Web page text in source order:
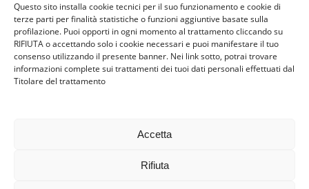
Questo sito installa cookie tecnici per il suo funzionamento e cookie di
terze parti per finalità statistiche o funzioni aggiuntive basate sulla
profilazione. Puoi opporti in ogni momento al trattamento cliccando su
RIFIUTA o accettando solo i cookie necessari e puoi manifestare il tuo
consenso utilizzando il presente banner. Nei link sotto, potrai trovare
informazioni complete sui trattamenti dei tuoi dati personali effettuati dal
Titolare del trattamento
Accetta
Rifiuta
Famiglie per l’accoglienza nel mondo